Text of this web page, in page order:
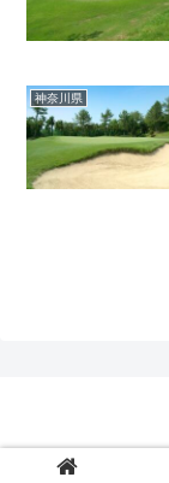
神奈川県